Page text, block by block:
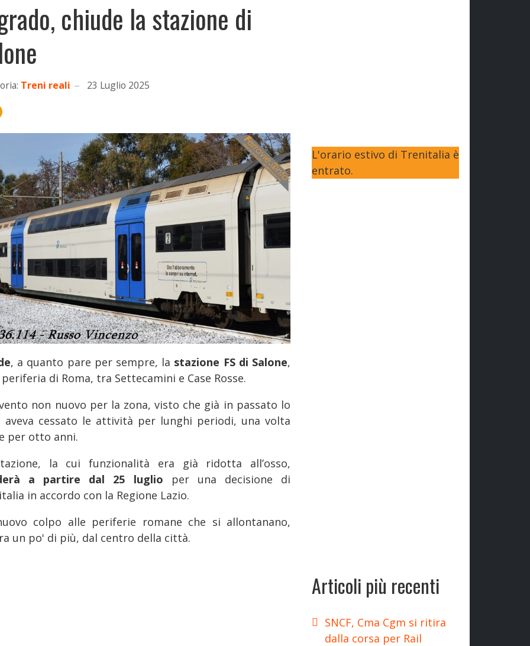
chiude la stazione di
Treni reali 23 Luglio 2025
, a quanto pare per sempre, la stazione FS di Salone,
di Roma, tra Settecamini e Case Rosse.
non nuovo per la zona, visto che già in passato lo
aveva cessato le attività per lunghi periodi, una volta
per otto anni.
la cui funzionalità era già ridotta all’osso,
a partire dal 25 luglio per una decisione di
in accordo con la Regione Lazio.
colpo alle periferie romane che si allontanano,
un po' di più, dal centro della città.
L'orario estivo di Trenitalia è
entrato.
Articoli più recenti
SNCF, Cma Cgm si ritira
dalla corsa per Rail